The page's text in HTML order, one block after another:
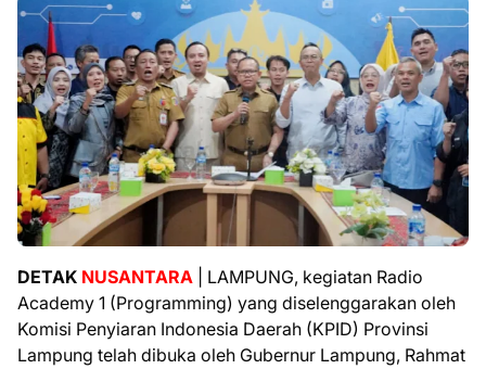
DETAK NUSANTARA | LAMPUNG, kegiatan Radio
Academy 1 (Programming) yang diselenggarakan oleh
Komisi Penyiaran Indonesia Daerah (KPID) Provinsi
Lampung telah dibuka oleh Gubernur Lampung, Rahmat